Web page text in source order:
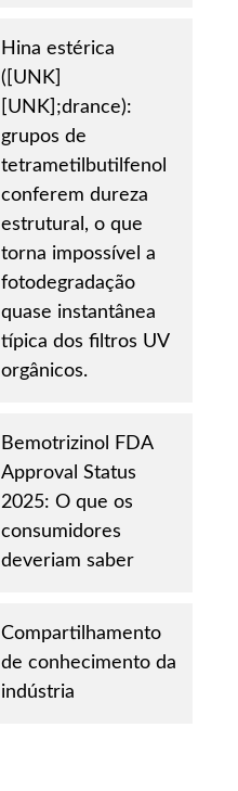
Hina estérica
([UNK]
[UNK];drance):
grupos de
tetrametilbutilfenol
conferem dureza
estrutural, o que
torna impossível a
fotodegradação
quase instantânea
típica dos filtros UV
orgânicos.
Bemotrizinol FDA
Approval Status
2025: O que os
consumidores
deveriam saber
Compartilhamento
de conhecimento da
indústria